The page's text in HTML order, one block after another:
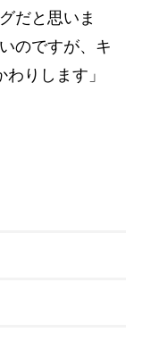
だと思いま
のですが、キ
りします」